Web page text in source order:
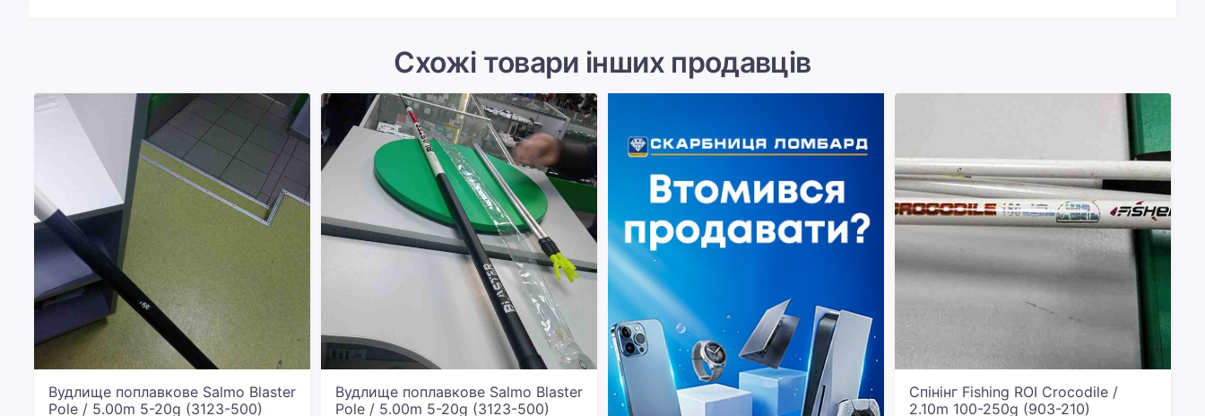
Схожі товари інших продавців
Вудлище поплавкове Salmo Blaster
Pole / 5.00m 5-20g (3123-500)
Вудлище поплавкове Salmo Blaster
Pole / 5.00m 5-20g (3123-500)
Спінінг Fishing ROI Crocodile /
2.10m 100-250g (903-210)